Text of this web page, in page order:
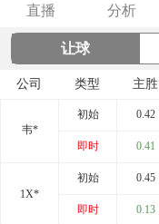
直播 分析
让球
公司 类型 主胜
韦*
初始 0.42
即时 0.41
1X*
初始 0.45
即时 0.13